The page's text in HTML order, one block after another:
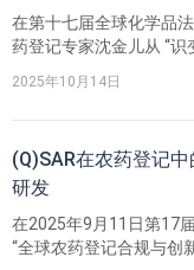
在第十七届全球化学品
药登记专家沈金儿从 “识
记新格局。“识变” 层面
法》等核心文件。“应变
层面，瑞欧科技引入AI
2025年10月14日
(Q)SAR在农药登记
研发
在2025年9月11日第17
“全球农药登记合规与创